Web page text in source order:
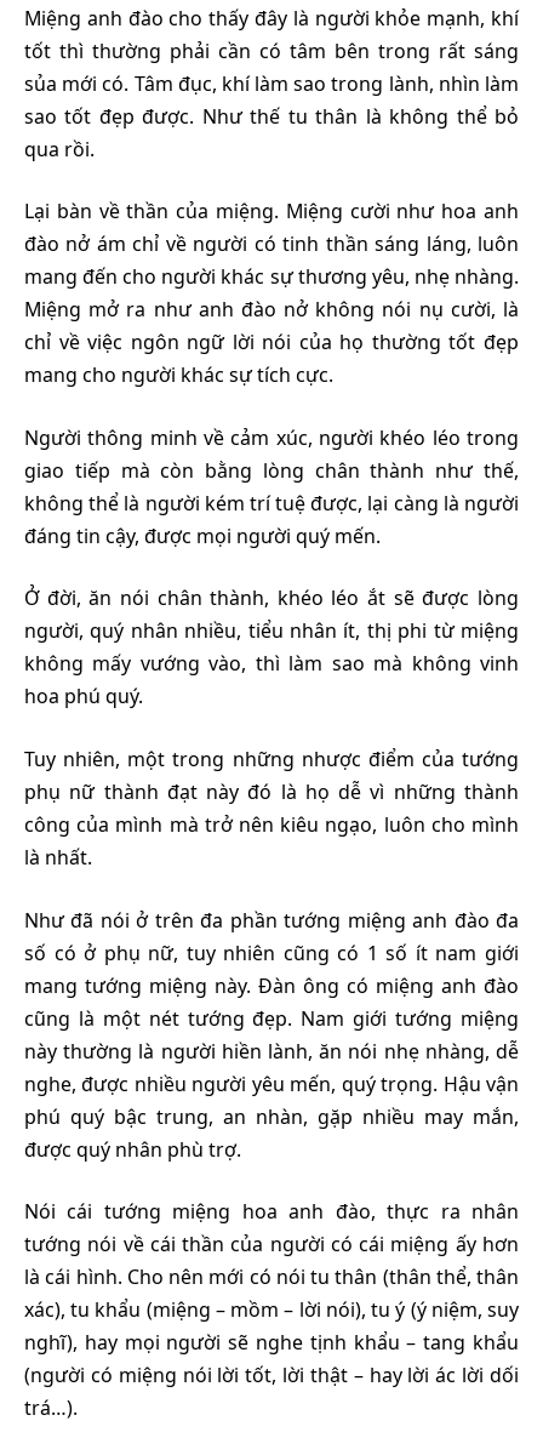
Miệng anh đào cho thấy đây là người khỏe mạnh, khí
tốt thì thường phải cần có tâm bên trong rất sáng
sủa mới có. Tâm đục, khí làm sao trong lành, nhìn làm
sao tốt đẹp được. Như thế tu thân là không thể bỏ
qua rồi.
Lại bàn về thần của miệng. Miệng cười như hoa anh
đào nở ám chỉ về người có tinh thần sáng láng, luôn
mang đến cho người khác sự thương yêu, nhẹ nhàng.
Miệng mở ra như anh đào nở không nói nụ cười, là
chỉ về việc ngôn ngữ lời nói của họ thường tốt đẹp
mang cho người khác sự tích cực.
Người thông minh về cảm xúc, người khéo léo trong
giao tiếp mà còn bằng lòng chân thành như thế,
không thể là người kém trí tuệ được, lại càng là người
đáng tin cậy, được mọi người quý mến.
Ở đời, ăn nói chân thành, khéo léo ắt sẽ được lòng
người, quý nhân nhiều, tiểu nhân ít, thị phi từ miệng
không mấy vướng vào, thì làm sao mà không vinh
hoa phú quý.
Tuy nhiên, một trong những nhược điểm của tướng
phụ nữ thành đạt này đó là họ dễ vì những thành
công của mình mà trở nên kiêu ngạo, luôn cho mình
là nhất.
Như đã nói ở trên đa phần tướng miệng anh đào đa
số có ở phụ nữ, tuy nhiên cũng có 1 số ít nam giới
mang tướng miệng này. Đàn ông có miệng anh đào
cũng là một nét tướng đẹp. Nam giới tướng miệng
này thường là người hiền lành, ăn nói nhẹ nhàng, dễ
nghe, được nhiều người yêu mến, quý trọng. Hậu vận
phú quý bậc trung, an nhàn, gặp nhiều may mắn,
được quý nhân phù trợ.
Nói cái tướng miệng hoa anh đào, thực ra nhân
tướng nói về cái thần của người có cái miệng ấy hơn
là cái hình. Cho nên mới có nói tu thân (thân thể, thân
xác), tu khẩu (miệng – mồm – lời nói), tu ý (ý niệm, suy
nghĩ), hay mọi người sẽ nghe tịnh khẩu – tang khẩu
(người có miệng nói lời tốt, lời thật – hay lời ác lời dối
trá…).